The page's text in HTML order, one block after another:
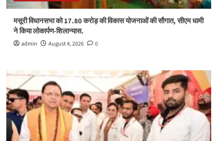
मसूरी विधानसभा को 17.80 करोड़ की विकास योजनाओं की सौगात, सीएम धामी
ने किया लोकार्पण-शिलान्यास.
admin August 4, 2026 0